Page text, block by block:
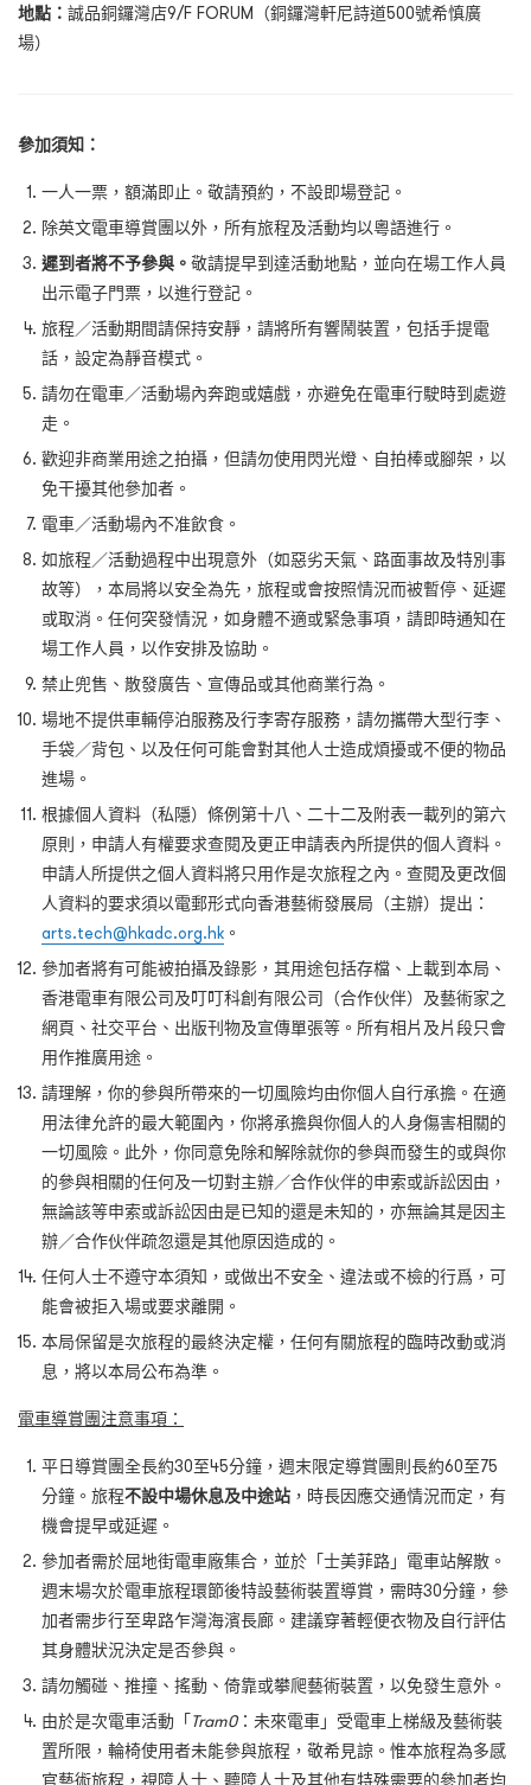
地點： 誠品銅鑼灣店9/F FORUM（銅鑼灣軒尼詩道500號希慎廣
場）
參加須知：
一人一票，額滿即止。敬請預約，不設即場登記。
除英文電車導賞團以外，所有旅程及活動均以粵語進行。
遲到者將不予參與。 敬請提早到達活動地點，並向在場工作人員
出示電子門票，以進行登記。
旅程／活動期間請保持安靜，請將所有響鬧裝置，包括手提電
話，設定為靜音模式。
請勿在電車／活動場內奔跑或嬉戲，亦避免在電車行駛時到處遊
走。
歡迎非商業用途之拍攝，但請勿使用閃光燈、自拍棒或腳架，以
免干擾其他參加者。
電車／活動場內不准飲食。
如旅程／活動過程中出現意外（如惡劣天氣、路面事故及特別事
故等），本局將以安全為先，旅程或會按照情況而被暫停、延遲
或取消。任何突發情況，如身體不適或緊急事項，請即時通知在
場工作人員，以作安排及協助。
禁止兜售、散發廣告、宣傳品或其他商業行為。
場地不提供車輛停泊服務及行李寄存服務，請勿攜帶大型行李、
手袋／背包、以及任何可能會對其他人士造成煩擾或不便的物品
進場。
根據個人資料（私隱）條例第十八、二十二及附表一載列的第六
原則，申請人有權要求查閱及更正申請表內所提供的個人資料。
申請人所提供之個人資料將只用作是次旅程之內。查閱及更改個
人資料的要求須以電郵形式向香港藝術發展局（主辦）提出：
arts.tech@hkadc.org.hk 。
參加者將有可能被拍攝及錄影，其用途包括存檔、上載到本局、
香港電車有限公司及叮叮科創有限公司（合作伙伴）及藝術家之
網頁、社交平台、出版刊物及宣傳單張等。所有相片及片段只會
用作推廣用途。
請理解，你的參與所帶來的一切風險均由你個人自行承擔。在適
用法律允許的最大範圍內，你將承擔與你個人的人身傷害相關的
一切風險。此外，你同意免除和解除就你的參與而發生的或與你
的參與相關的任何及一切對主辦／合作伙伴的申索或訴訟因由，
無論該等申索或訴訟因由是已知的還是未知的，亦無論其是因主
辦／合作伙伴疏忽還是其他原因造成的。
任何人士不遵守本須知，或做出不安全、違法或不檢的行爲，可
能會被拒入場或要求離開。
本局保留是次旅程的最終決定權，任何有關旅程的臨時改動或消
息，將以本局公布為準。
電車導賞團注意事項：
平日導賞團全長約30至45分鐘，週末限定導賞團則長約60至75
分鐘。旅程不設中場休息及中途站 ，時長因應交通情況而定，有
機會提早或延遲。
參加者需於屈地街電車廠集合，並於「士美菲路」電車站解散。
週末場次於電車旅程環節後特設藝術裝置導賞，需時30分鐘，參
加者需步行至卑路乍灣海濱長廊。建議穿著輕便衣物及自行評估
其身體狀況決定是否參與。
請勿觸碰、推撞、搖動、倚靠或攀爬藝術裝置，以免發生意外。
由於是次電車活動「Tram0：未來電車」受電車上梯級及藝術裝
置所限，輪椅使用者未能參與旅程，敬希見諒。惟本旅程為多感
官藝術旅程，視障人士、聽障人士及其他有特殊需要的參加者均